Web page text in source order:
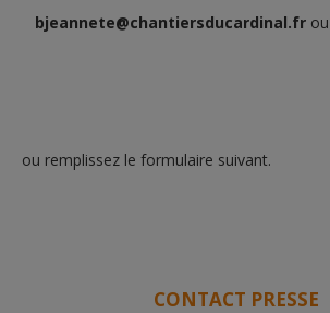
bjeannete@chantiersducardinal.fr ou
ou remplissez le formulaire suivant.
CONTACT PRESSE